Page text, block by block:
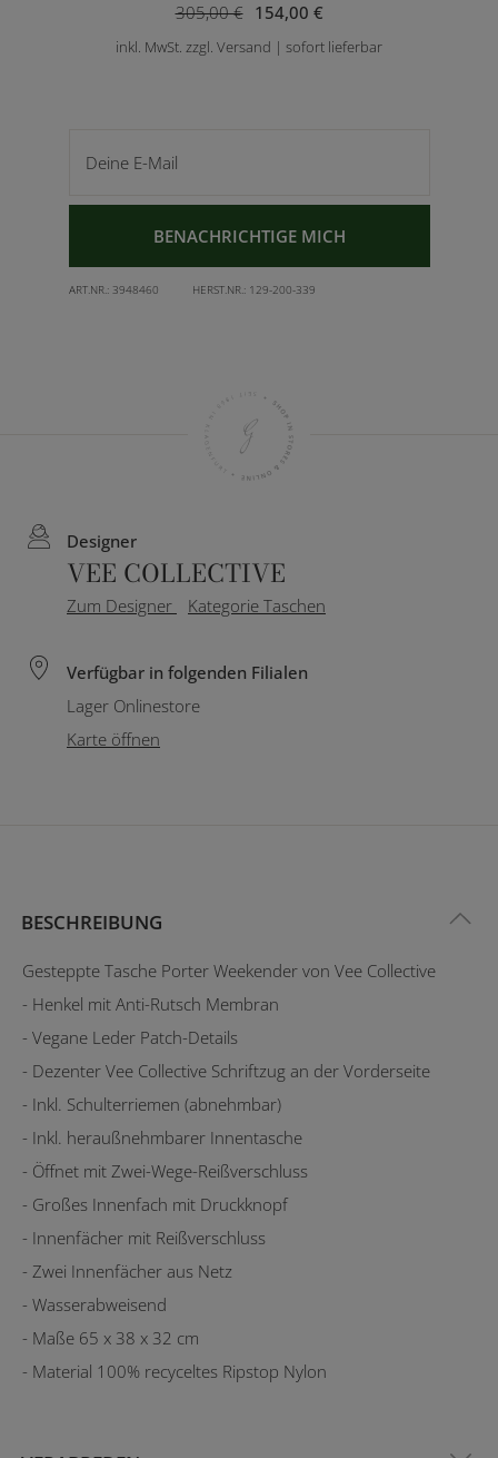
154,00 €
305,00 €
inkl. MwSt. zzgl. Versand | sofort lieferbar
BENACHRICHTIGE MICH
ART.NR.: 3948460 HERST.NR.: 129-200-339
Designer
VEE COLLECTIVE
Zum Designer Kategorie Taschen
Verfügbar in folgenden Filialen
Lager Onlinestore
Karte öffnen
BESCHREIBUNG
Gesteppte Tasche Porter Weekender von Vee Collective
- Henkel mit Anti-Rutsch Membran
- Vegane Leder Patch-Details
- Dezenter Vee Collective Schriftzug an der Vorderseite
- Inkl. Schulterriemen (abnehmbar)
- Inkl. heraußnehmbarer Innentasche
- Öffnet mit Zwei-Wege-Reißverschluss
- Großes Innenfach mit Druckknopf
- Innenfächer mit Reißverschluss
- Zwei Innenfächer aus Netz
- Wasserabweisend
- Maße 65 x 38 x 32 cm
- Material 100% recyceltes Ripstop Nylon